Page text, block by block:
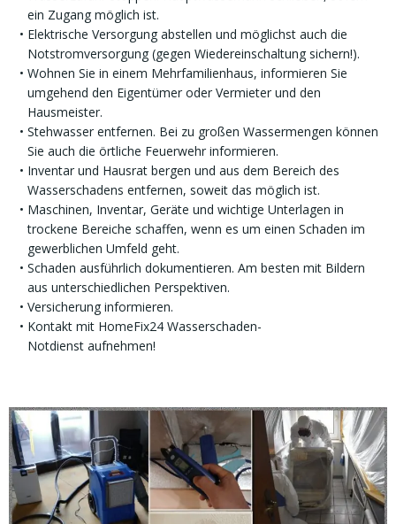
ein Zugang möglich ist.
Elektrische Versorgung abstellen und möglichst auch die
Notstromversorgung (gegen Wiedereinschaltung sichern!).
Wohnen Sie in einem Mehrfamilienhaus, informieren Sie
umgehend den Eigentümer oder Vermieter und den
Hausmeister.
Stehwasser entfernen. Bei zu großen Wassermengen können
Sie auch die örtliche Feuerwehr informieren.
Inventar und Hausrat bergen und aus dem Bereich des
Wasserschadens entfernen, soweit das möglich ist.
Maschinen, Inventar, Geräte und wichtige Unterlagen in
trockene Bereiche schaffen, wenn es um einen Schaden im
gewerblichen Umfeld geht.
Schaden ausführlich dokumentieren. Am besten mit Bildern
aus unterschiedlichen Perspektiven.
Versicherung informieren.
Kontakt mit HomeFix24 Wasserschaden-
Notdienst aufnehmen!